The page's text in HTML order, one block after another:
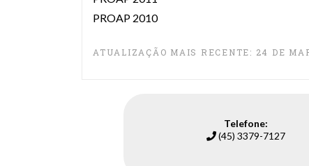
PROAP 2010
ATUALIZAÇÃO MAIS RECENTE: 24 DE
Telefone:
(45) 3379-7127